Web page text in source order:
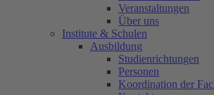
Veranstaltungen
Über uns
Institute & Schulen
Ausbildung
Studienrichtungen
Personen
Koordination der